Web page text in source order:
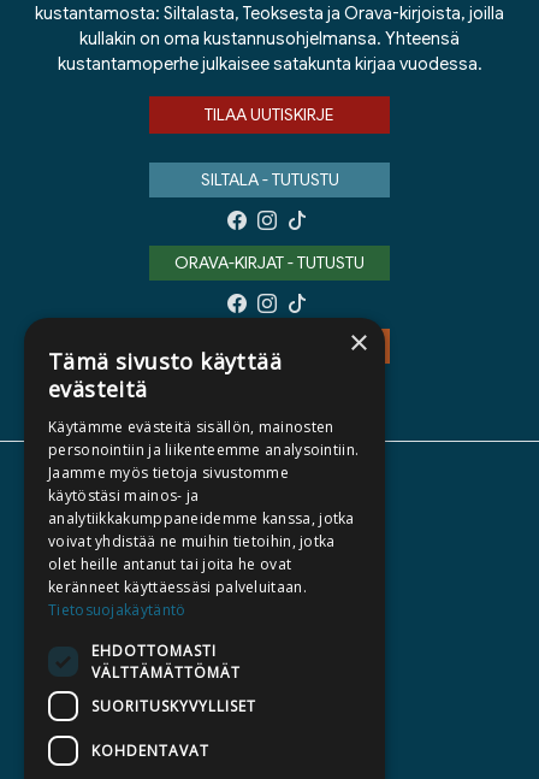
kustantamosta: Siltalasta, Teoksesta ja Orava-kirjoista, joilla
kullakin on oma kustannusohjelmansa. Yhteensä
kustantamoperhe julkaisee satakunta kirjaa vuodessa.
TILAA UUTISKIRJE
SILTALA - TUTUSTU
ORAVA-KIRJAT - TUTUSTU
TIETOA MEISTÄ
TEKIJÄT
KATALOGIT
AJANKOHTAISTA
HALUATKO KIRJAILIJAKSI
LASKUTUSOSOITTEET
×
Tämä sivusto käyttää
evästeitä
Käytämme evästeitä sisällön, mainosten
personointiin ja liikenteemme analysointiin.
Jaamme myös tietoja sivustomme
käytöstäsi mainos- ja
analytiikkakumppaneidemme kanssa, jotka
voivat yhdistää ne muihin tietoihin, jotka
olet heille antanut tai joita he ovat
keränneet käyttäessäsi palveluitaan.
Tietosuojakäytäntö
EHDOTTOMASTI
VÄLTTÄMÄTTÖMÄT
SUORITUSKYVYLLISET
KOHDENTAVAT